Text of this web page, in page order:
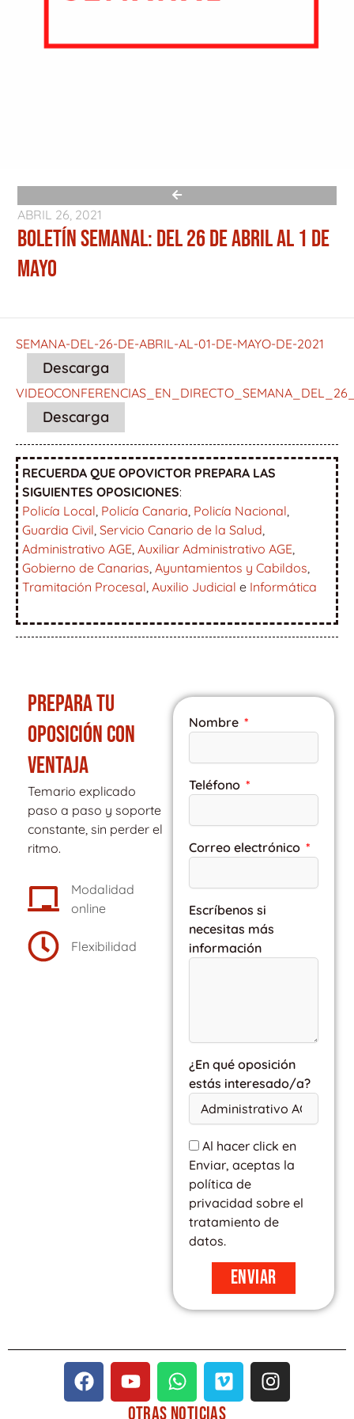
ABRIL 26, 2021
BOLETÍN SEMANAL: DEL 26 DE ABRIL AL 1 DE
MAYO
SEMANA-DEL-26-DE-ABRIL-AL-01-DE-MAYO-DE-2021
Descarga
Descarga
RECUERDA QUE OPOVICTOR PREPARA LAS
SIGUIENTES OPOSICIONES:
Policía Local Policía Canaria Policía Nacional
Guardia Civil Servicio Canario de la Salud
Administrativo AGE Auxiliar Administrativo AGE
Gobierno de Canarias Ayuntamientos y Cabildos
Tramitación Procesal Auxilio Judicial e Informática
PREPARA TU
OPOSICIÓN CON
VENTAJA
Temario explicado
paso a paso y soporte
constante, sin perder el
ritmo.
Modalidad
online
Flexibilidad
Nombre
Teléfono
Correo electrónico
Escríbenos si
necesitas más
información
¿En qué oposición
estás interesado/a?
Al hacer click en
Enviar, aceptas la
política de
privacidad sobre el
tratamiento de
datos.
Enviar
F
a
Y
o
u
W
h
a
V
i
m
I
n
OTRAS NOTICIAS